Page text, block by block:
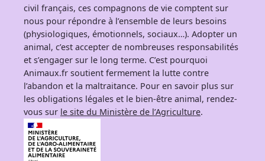
civil français, ces compagnons de vie comptent sur
nous pour répondre à l’ensemble de leurs besoins
(physiologiques, émotionnels, sociaux…). Adopter un
animal, c’est accepter de nombreuses responsabilités
et s’engager sur le long terme. C’est pourquoi
Animaux.fr soutient fermement la lutte contre
l’abandon et la maltraitance. Pour en savoir plus sur
les obligations légales et le bien-être animal, rendez-
vous sur le site du Ministère de l’Agriculture.